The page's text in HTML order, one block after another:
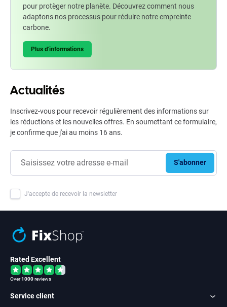
pour protèger notre planète. Découvrez comment nous
adaptons nos processus pour réduire notre empreinte
carbone.
Plus d'informations
Actualités
Inscrivez-vous pour recevoir régulièrement des informations sur
les réductions et les nouvelles offres. En soumettant ce formulaire,
je confirme que j'ai au moins 16 ans.
S'abonner
J'accepte de recevoir la newsletter
Rated Excellent
Over1000reviews
Service client